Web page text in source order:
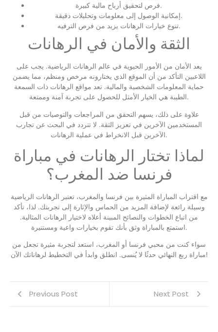
فرص لتحقيق أرباح مالية كبيرة.
إمكانية الوصول إلى معلومات وتحليلات دقيقة.
تنوع خيارات الرهانات يزيد من فرص الترفيه.
الثقة والأمان في الرهانات
يعد الأمان من الأمور الحيوية في عالم الرهانات الرياضية. يجب على
اللاعبين التأكد من أن الموقع الذي يختارونه مرخص ومنظم، مما يضمن
حماية المعلومات الشخصية والمالية. تعد مواقع الرهانات ذات السمعة
الطيبة هي الخيار الأمثل للحصول على تجربة آمنة وممتعة.
علاوة على ذلك، يسهم التحقق من المراجعات والتوصيات من قبل
المستخدمين الآخرين في تعزيز الثقة. لا تتردد في البحث عن تجارب
الآخرين قبل الانخراط في عملية الرهانات.
لماذا تختار الرهانات في مباراة
فرنسا ضد المغرب؟
مع اقتراب المباراة المثيرة بين فرنسا والمغرب، تعتبر الرهانات الرياضية
وسيلة رائعة لإضافة المزيد من الحماس والإثارة إلى تجربتك. لذا، تأكد
من اتباع الخطوات والنصائح المبينة أعلاه لاختيار الرهانات المثالية.
استمتع بالمباراة وثق بأنك تقوم بخيارات واعية ومستنيرة.
سواء كنت من محبي فرنسا أو المغرب، استعد لتجربة مثيرة تجعل من
مباراة ربع النهائي حدثًا لا يُنسى. انطلق وابدأ في التخطيط لرهاناتك الآن!
Previous Post Next Post